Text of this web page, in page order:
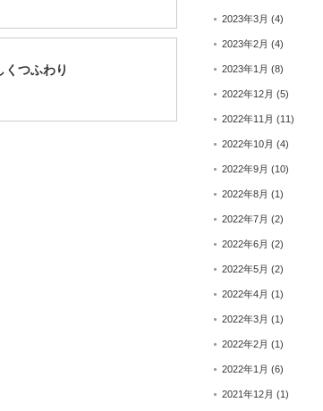
くつふわり
2023年3月 (4)
2023年2月 (4)
2023年1月 (8)
2022年12月 (5)
2022年11月 (11)
2022年10月 (4)
2022年9月 (10)
2022年8月 (1)
2022年7月 (2)
2022年6月 (2)
2022年5月 (2)
2022年4月 (1)
2022年3月 (1)
2022年2月 (1)
2022年1月 (6)
2021年12月 (1)